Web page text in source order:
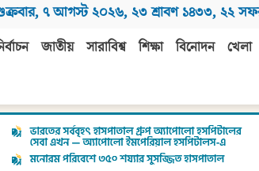
, ৭ আগস্ট ২০২৬, ২৩ শ্রাবণ ১৪৩৩, ২২
জাতীয় সারাবিশ্ব শিক্ষা বিনোদন খেলা